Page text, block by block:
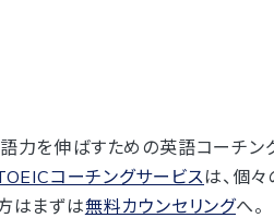
力を伸ばすための英語コーチン
コーチングサービスは、個
はまずは無料カウンセリングへ。